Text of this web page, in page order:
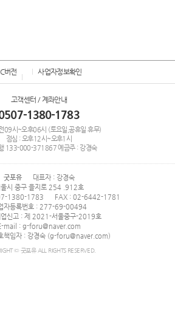
버전 사업자정보확인
고객센터 / 계좌안내
1380-1783
09시~오후06시 (토요일,공휴일 휴무)
점심 : 오후12시~오후1시
133-000-371867예금주 : 강경숙
굿포유
대표자 : 강경숙
시 중구 을지로 254 .912호
1380-1783
FAX : 02-6442-1781
자등록번호 : 277-69-00494
업신고 : 제 2021-서울중구-2019호
mail : g-foru@naver.com
책임자 : 강경숙 (g-foru@naver.com)
© 굿포유 ALL RIGHTS RESERVED.